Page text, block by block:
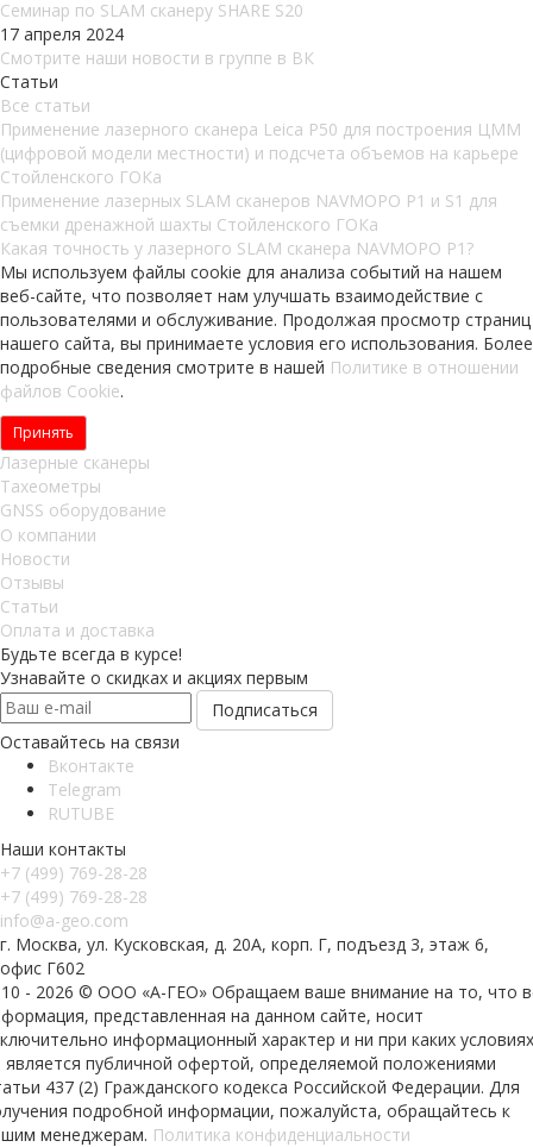
Семинар по SLAM сканеру SHARE S20
17 апреля 2024
Смотрите наши новости в группе в ВК
Статьи
Все статьи
Применение лазерного сканера Leica P50 для построения ЦММ
(цифровой модели местности) и подсчета объемов на карьере
Стойленского ГОКа
Применение лазерных SLAM сканеров NAVMOPO P1 и S1 для
съемки дренажной шахты Стойленского ГОКа
Какая точность у лазерного SLAM сканера NAVMOPO P1?
Мы используем файлы cookie для анализа событий на нашем
веб-сайте, что позволяет нам улучшать взаимодействие с
пользователями и обслуживание. Продолжая просмотр страниц
нашего сайта, вы принимаете условия его использования. Более
подробные сведения смотрите в нашей Политике в отношении
файлов Cookie.
Принять
Лазерные сканеры
Тахеометры
GNSS оборудование
О компании
Новости
Отзывы
Статьи
Оплата и доставка
Будьте всегда в курсе!
Узнавайте о скидках и акциях первым
Оставайтесь на связи
Вконтакте
Telegram
RUTUBE
Наши контакты
+7 (499) 769-28-28
+7 (499) 769-28-28
info@a-geo.com
г. Москва, ул. Кусковская, д. 20А, корп. Г, подъезд 3, этаж 6,
офис Г602
- 2026 © ООО «А-ГЕО» Обращаем ваше внимание на то, что
представленная на данном сайте, носит
информационный характер и ни при каких условиях
является публичной офертой, определяемой положениями
437 (2) Гражданского кодекса Российской Федерации. Для
подробной информации, пожалуйста, обращайтесь к
менеджерам. Политика конфиденциальности